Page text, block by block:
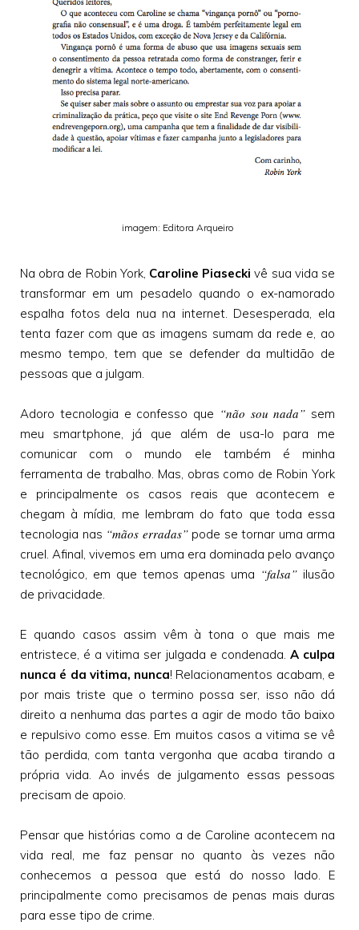
imagem: Editora Arqueiro
Na obra de Robin York, Caroline Piasecki vê sua vida se
transformar em um pesadelo quando o ex-namorado
espalha fotos dela nua na internet. Desesperada, ela
tenta fazer com que as imagens sumam da rede e, ao
mesmo tempo, tem que se defender da multidão de
pessoas que a julgam.
Adoro tecnologia e confesso que “não sou nada” sem
meu smartphone, já que além de usa-lo para me
comunicar com o mundo ele também é minha
ferramenta de trabalho. Mas, obras como de Robin York
e principalmente os casos reais que acontecem e
chegam à mídia, me lembram do fato que toda essa
tecnologia nas “mãos erradas”pode se tornar uma arma
cruel. Afinal, vivemos em uma era dominada pelo avanço
tecnológico, em que temos apenas uma “falsa” ilusão
de privacidade.
E quando casos assim vêm à tona o que mais me
entristece, é a vitima ser julgada e condenada. A culpa
nunca é da vitima, nunca! Relacionamentos acabam, e
por mais triste que o termino possa ser, isso não dá
direito a nenhuma das partes a agir de modo tão baixo
e repulsivo como esse. Em muitos casos a vitima se vê
tão perdida, com tanta vergonha que acaba tirando a
própria vida. Ao invés de julgamento essas pessoas
precisam de apoio.
Pensar que histórias como a de Caroline acontecem na
vida real, me faz pensar no quanto às vezes não
conhecemos a pessoa que está do nosso lado. E
principalmente como precisamos de penas mais duras
para esse tipo de crime.